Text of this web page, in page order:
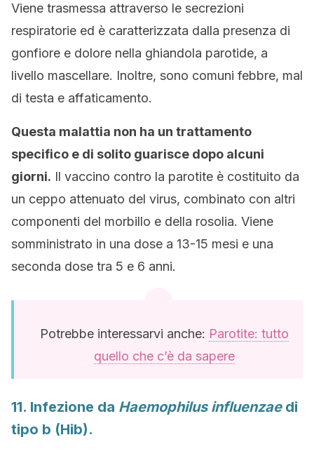
Viene trasmessa attraverso le secrezioni
respiratorie ed è caratterizzata dalla presenza di
gonfiore e dolore nella ghiandola parotide, a
livello mascellare. Inoltre, sono comuni febbre, mal
di testa e affaticamento.
Questa malattia non ha un trattamento
specifico e di solito guarisce dopo alcuni
giorni. Il vaccino contro la parotite è costituito da
un ceppo attenuato del virus, combinato con altri
componenti del morbillo e della rosolia. Viene
somministrato in una dose a 13-15 mesi e una
seconda dose tra 5 e 6 anni.
Potrebbe interessarvi anche: Parotite: tutto
quello che c’è da sapere
11. Infezione da Haemophilus influenzaedi
tipo b (Hib).